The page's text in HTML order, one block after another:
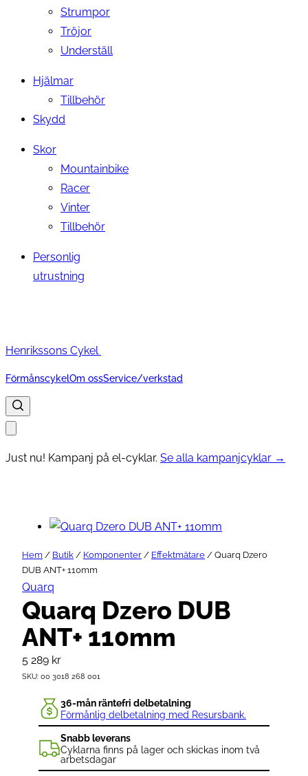
Strumpor
Tröjor
Underställ
Hjälmar
Tillbehör
Skydd
Skor
Mountainbike
Racer
Vinter
Tillbehör
Personlig
utrustning
Henrikssons Cykel
FörmånscykelOm ossService/verkstad
Just nu! Kampanj på el-cyklar. Se alla kampanjcyklar →
Hem / Butik / Komponenter / Effektmätare / Quarq Dzero
DUB ANT+ 110mm
Quarq
Quarq Dzero DUB
ANT+ 110mm
5 289 kr
SKU: 00 3018 268 001
36-mån räntefri delbetalning
Förmånlig delbetalning med Resursbank.
Snabb leverans
Cyklarna finns på lager och skickas inom två
arbetsdagar